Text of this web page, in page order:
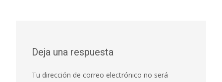
entradas
Deja una respuesta
Tu dirección de correo electrónico no será